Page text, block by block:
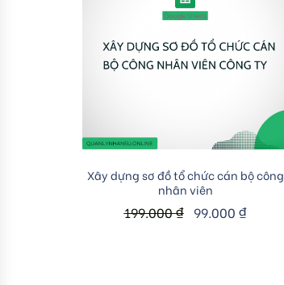
Add to cart
Xây dựng sơ đồ tổ chức cán bộ công
nhân viên
199.000₫ 99.000 ₫